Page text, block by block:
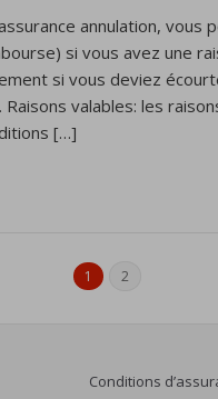
annulation, vous
si vous avez une
si vous deviez
valables: les
[…]
1 2
Conditions